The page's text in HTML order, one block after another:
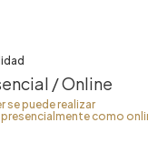
/ Online
se puede realizar
como